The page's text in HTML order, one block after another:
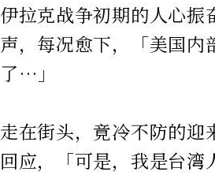
伊拉克战争初期的人心振
声，每况愈下，「美国内
了…」
走在街头，竟冷不防的迎
回应，「可是，我是台湾